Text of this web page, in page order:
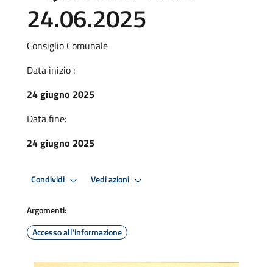
24.06.2025
Consiglio Comunale
Data inizio :
24 giugno 2025
Data fine:
24 giugno 2025
Condividi Vedi azioni
Argomenti:
Accesso all'informazione